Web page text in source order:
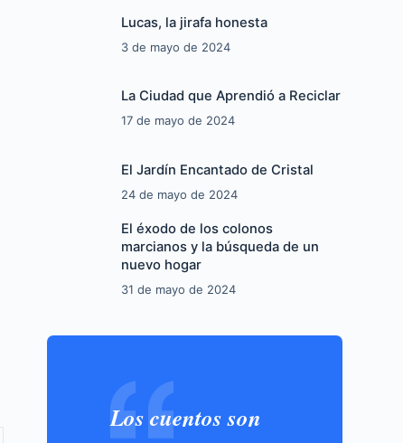
Lucas, la jirafa honesta
3 de mayo de 2024
La Ciudad que Aprendió a Reciclar
17 de mayo de 2024
El Jardín Encantado de Cristal
24 de mayo de 2024
El éxodo de los colonos
marcianos y la búsqueda de un
nuevo hogar
31 de mayo de 2024
Los cuentos son